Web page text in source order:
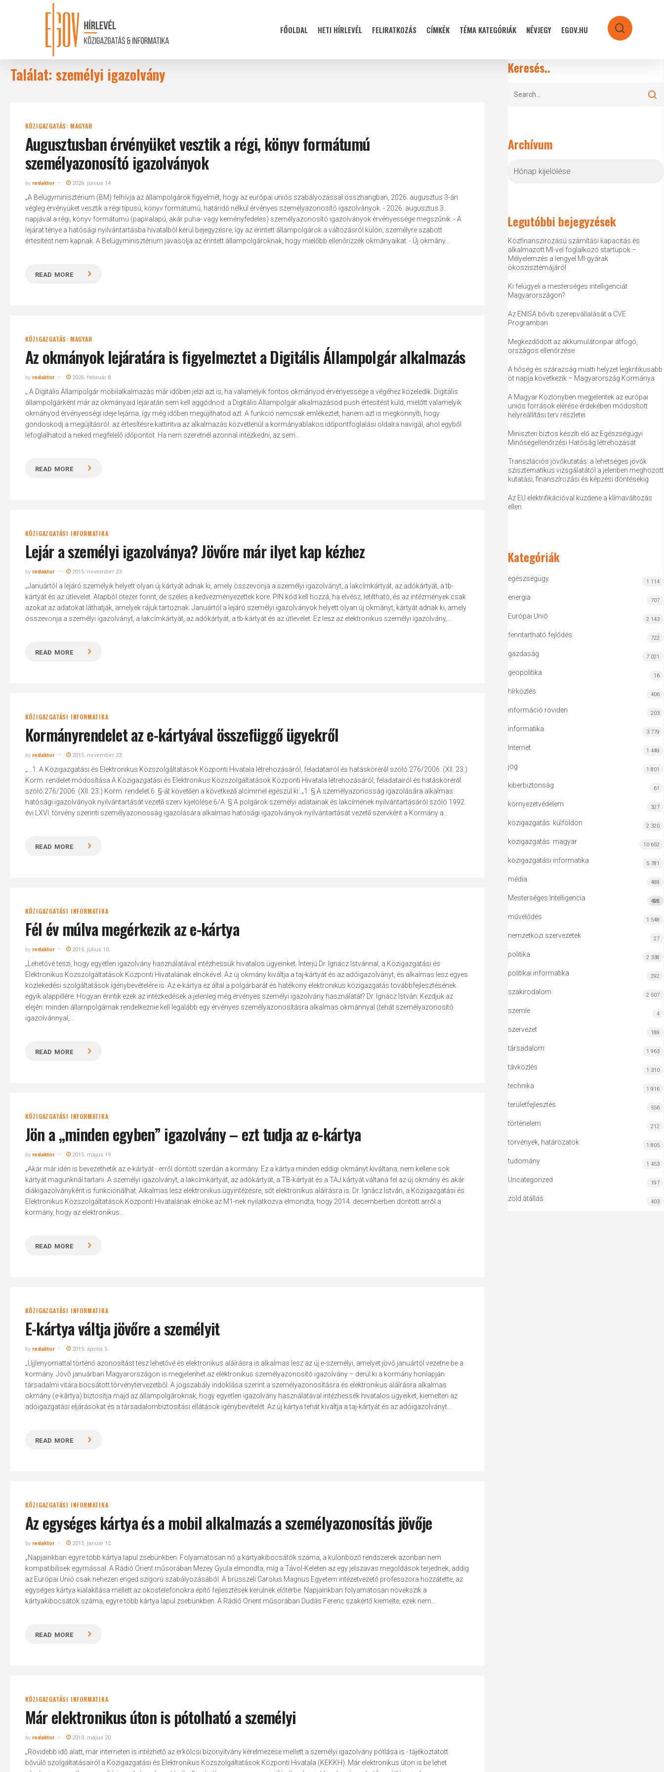
Hit enter to search or ESC to close
FŐOLDAL HETI HÍRLEVÉL FELIRATKOZÁS CÍMKÉK TÉMA KATEGÓRIÁK NÉVJEGY EGOV.HU search
Találat: személyi igazolvány
KÖZIGAZGATÁS: MAGYAR
Augusztusban érvényüket vesztik a régi, könyv formátumú
személyazonosító igazolványok
by redaktor 2026. június 14.
„A Belügyminisztérium (BM) felhívja az állampolgárok figyelmét, hogy az európai uniós szabályozással összhangban, 2026. augusztus 3-án
végleg érvényüket vesztik a régi típusú, könyv formátumú, határidő nélkül érvényes személyazonosító igazolványok. - 2026. augusztus 3.
napjával a régi, könyv formátumú (papíralapú, akár puha- vagy keményfedeles) személyazonosító igazolványok érvényessége megszűnik. - A
lejárat ténye a hatósági nyilvántartásba hivatalból kerül bejegyzésre, így az érintett állampolgárok a változásról külön, személyre szabott
értesítést nem kapnak. A Belügyminisztérium javasolja az érintett állampolgároknak, hogy mielőbb ellenőrizzék okmányaikat. - Új okmány...
READ MORE
KÖZIGAZGATÁS: MAGYAR
Az okmányok lejáratára is figyelmeztet a Digitális Állampolgár alkalmazás
by redaktor 2026. február 8.
„ A Digitális Állampolgár mobilalkalmazás már időben jelzi azt is, ha valamelyik fontos okmányod érvényessége a végéhez közeledik. Digitális
állampolgárként már az okmányaid lejáratán sem kell aggódnod: a Digitális Állampolgár alkalmazásod push értesítést küld, mielőtt valamelyik
okmányod érvényességi ideje lejárna, így még időben megújíthatod azt. A funkció nemcsak emlékeztet, hanem azt is megkönnyíti, hogy
gondoskodj a megújításról: az értesítésre kattintva az alkalmazás közvetlenül a kormányablakos időpontfoglalási oldalra navigál, ahol egyből
lefoglalhatod a neked megfelelő időpontot. Ha nem szeretnél azonnal intézkedni, az sem...
READ MORE
KÖZIGAZGATÁSI INFORMATIKA
Lejár a személyi igazolványa? Jövőre már ilyet kap kézhez
by redaktor 2015. november 23.
„Januártól a lejáró személyik helyett olyan új kártyát adnak ki, amely összevonja a személyi igazolványt, a lakcímkártyát, az adókártyát, a tb-
kártyát és az útlevelet. Alapból ötezer forint, de széles a kedvezményezettek köre. PIN kód kell hozzá, ha elvész, letiltható, és az intézmények csak
azokat az adatokat láthatják, amelyek rájuk tartoznak. Januártól a lejáró személyi igazolványok helyett olyan új okmányt, kártyát adnak ki, amely
összevonja a személyi igazolványt, a lakcímkártyát, az adókártyát, a tb-kártyát és az útlevelet. Ez lesz az elektronikus személyi igazolvány,...
READ MORE
KÖZIGAZGATÁSI INFORMATIKA
Kormányrendelet az e-kártyával összefüggő ügyekről
by redaktor 2015. november 23.
„...1. A Közigazgatási és Elektronikus Közszolgáltatások Központi Hivatala létrehozásáról, feladatairól és hatásköréről szóló 276/2006. (XII. 23.)
Korm. rendelet módosítása A Közigazgatási és Elektronikus Közszolgáltatások Központi Hivatala létrehozásáról, feladatairól és hatásköréről
szóló 276/2006. (XII. 23.) Korm. rendelet 6. §-át követően a következő alcímmel egészül ki: „1. § A személyazonosság igazolására alkalmas
hatósági igazolványok nyilvántartását vezető szerv kijelölése 6/A. § A polgárok személyi adatainak és lakcímének nyilvántartásáról szóló 1992.
évi LXVI. törvény szerinti személyazonosság igazolására alkalmas hatósági igazolványok nyilvántartását vezető szervként a Kormány a...
READ MORE
KÖZIGAZGATÁSI INFORMATIKA
Fél év múlva megérkezik az e-kártya
by redaktor 2015. július 10.
„Lehetővé teszi, hogy egyetlen igazolvány használatával intézhessük hivatalos ügyeinket. Interjú Dr. Ignácz Istvánnal, a Közigazgatási és
Elektronikus Közszolgáltatások Központi Hivatalának elnökével. Az új okmány kiváltja a taj-kártyát és az adóigazolványt, és alkalmas lesz egyes
közlekedési szolgáltatások igénybevételére is. Az e-kártya ez által a polgárbarát és hatékony elektronikus közigazgatás továbbfejlesztésének
egyik alappillére. Hogyan érintik ezek az intézkedések a jelenleg még érvényes személyi igazolvány használatát? Dr. Ignácz István: Kezdjük az
elején: minden állampolgárnak rendelkeznie kell legalább egy érvényes személyazonosításra alkalmas okmánnyal (tehát személyazonosító
igazolvánnyal,...
READ MORE
KÖZIGAZGATÁSI INFORMATIKA
Jön a „minden egyben” igazolvány – ezt tudja az e-kártya
by redaktor 2015. május 19.
„Akár már idén is bevezethetik az e-kártyát - erről döntött szerdán a kormány. Ez a kártya minden eddigi okmányt kiváltana, nem kellene sok
kártyát magunknál tartani. A személyi igazolványt, a lakcímkártyát, az adókártyát, a TB-kártyát és a TAJ kártyát váltaná fel az új okmány és akár
diákigazolványként is funkcionálhat. Alkalmas lesz elektronikus ügyintézésre, sőt elektronikus aláírásra is. Dr. Ignácz István, a Közigazgatási és
Elektronikus Közszolgáltatások Központi Hivatalának elnöke az M1-nek nyilatkozva elmondta, hogy 2014. decemberben döntött arról a
kormány, hogy az elektronikus...
READ MORE
KÖZIGAZGATÁSI INFORMATIKA
E-kártya váltja jövőre a személyit
by redaktor 2015. április 5.
„Ujjlenyomattal történő azonosítást tesz lehetővé és elektronikus aláírásra is alkalmas lesz az új e-személyi, amelyet jövő januártól vezetne be a
kormány. Jövő januárban Magyarországon is megjelenhet az elektronikus személyazonosító igazolvány – derül ki a kormány honlapján
társadalmi vitára bocsátott törvénytervezetből. A jogszabály indoklása szerint a személyazonosításra és elektronikus aláírásra alkalmas
okmány (e-kártya) biztosítja majd az állampolgároknak, hogy egyetlen igazolvány használatával intézhessék hivatalos ügyeiket, kiemelten az
adóigazgatási eljárásokat és a társadalombiztosítási ellátások igénybevételét. Az új kártya tehát kiváltja a taj-kártyát és az adóigazolványt...
READ MORE
KÖZIGAZGATÁSI INFORMATIKA
Az egységes kártya és a mobil alkalmazás a személyazonosítás jövője
by redaktor 2015. január 12.
„Napjainkban egyre több kártya lapul zsebünkben. Folyamatosan nő a kártyakibocsátók száma, a különböző rendszerek azonban nem
kompatibilisek egymással. A Rádió Orient műsorában Mezey Gyula elmondta, míg a Távol-Keleten az egy jelszavas megoldások terjednek, addig
az Európai Unió csak nehezen enged szigorú szabályozásából. A brüsszeli Carolus Magnus Egyetem intézetvezető professzora hozzátette, az
egységes kártya kialakítása mellett az okostelefonokra építő fejlesztések kerülnek előtérbe. Napjainkban folyamatosan növekszik a
kártyakibocsátók száma, egyre több kártya lapul zsebünkben. A Rádió Orient műsorában Dudás Ferenc szakértő kiemelte, ezek nem...
READ MORE
KÖZIGAZGATÁSI INFORMATIKA
Már elektronikus úton is pótolható a személyi
by redaktor 2013. május 20.
„Rövidebb idő alatt, már interneten is intézhető az erkölcsi bizonyítvány kérelmezése mellett a személyi igazolvány pótlása is - tájékoztatott
bővülő szolgáltatásairól a Közigazgatási és Elektronikus Közszolgáltatások Központi Hivatala (KEKKH). Már elektronikus úton is be lehet
Keresés..
Archívum
Legutóbbi bejegyzések
Közfinanszírozású számítási kapacitás és
alkalmazott MI-vel foglalkozó startupok –
Mélyelemzés a lengyel MI-gyárak
ökoszisztémájáról
Ki felügyeli a mesterséges intelligenciát
Magyarországon?
Az ENISA bővíti szerepvállalását a CVE
Programban
Megkezdődött az akkumulátoripar átfogó,
országos ellenőrzése
A hőség és szárazság miatti helyzet legkritikusabb
öt napja következik – Magyarország Kormánya
A Magyar Közlönyben megjelentek az európai
uniós források elérése érdekében módosított
helyreállítási terv részletei
Miniszteri biztos készíti elő az Egészségügyi
Minőségellenőrzési Hatóság létrehozását
Transzlációs jövőkutatás: a lehetséges jövők
szisztematikus vizsgálatától a jelenben meghozott
kutatási, finanszírozási és képzési döntésekig
Az EU elektrifikációval küzdene a klímaváltozás
ellen
Kategóriák
egészségügy 1 114
energia 707
Európai Unió 2 143
fenntartható fejlődés 722
gazdaság 7 021
geopolitika 16
hírközlés 406
információ röviden 203
informatika 3 779
Internet 1 449
jog 1 801
kiberbiztonság 61
környezetvédelem 327
közigazgatás: külföldön 2 320
közigazgatás: magyar 10 652
közigazgatási informatika 5 781
média 488
Mesterséges Intelligencia MI
422
művelődés 1 548
nemzetközi szervezetek 27
politika 2 338
politikai informatika 292
szakirodalom 2 507
szemle 4
szervezet 189
társadalom 1 963
távközlés 1 310
technika 1 916
területfejlesztés 556
történelem 212
törvények, határozatok 1 805
tudomány 1 453
Uncategorized 197
zöld átállás 403